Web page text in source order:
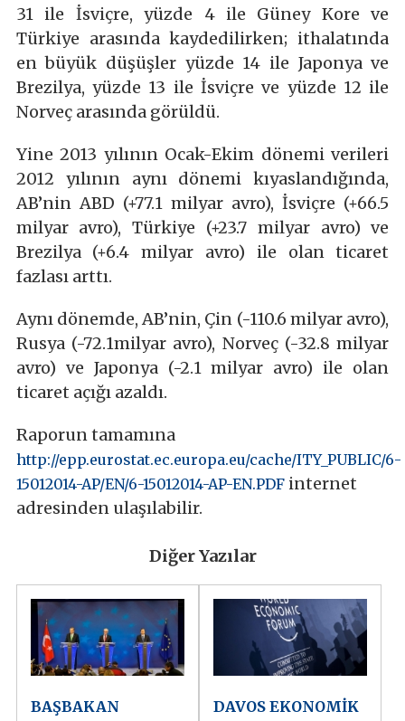
31 ile İsviçre, yüzde 4 ile Güney Kore ve
Türkiye arasında kaydedilirken; ithalatında
en büyük düşüşler yüzde 14 ile Japonya ve
Brezilya, yüzde 13 ile İsviçre ve yüzde 12 ile
Norveç arasında görüldü.
Yine 2013 yılının Ocak-Ekim dönemi verileri
2012 yılının aynı dönemi kıyaslandığında,
AB’nin ABD (+77.1 milyar avro), İsviçre (+66.5
milyar avro), Türkiye (+23.7 milyar avro) ve
Brezilya (+6.4 milyar avro) ile olan ticaret
fazlası arttı.
Aynı dönemde, AB’nin, Çin (-110.6 milyar avro),
Rusya (-72.1milyar avro), Norveç (-32.8 milyar
avro) ve Japonya (-2.1 milyar avro) ile olan
ticaret açığı azaldı.
Raporun tamamına
http://epp.eurostat.ec.europa.eu/cache/ITY_PUBLIC/6-
15012014-AP/EN/6-15012014-AP-EN.PDFinternet
adresinden ulaşılabilir.
Diğer Yazılar
BAŞBAKAN
DAVOS EKONOMİK